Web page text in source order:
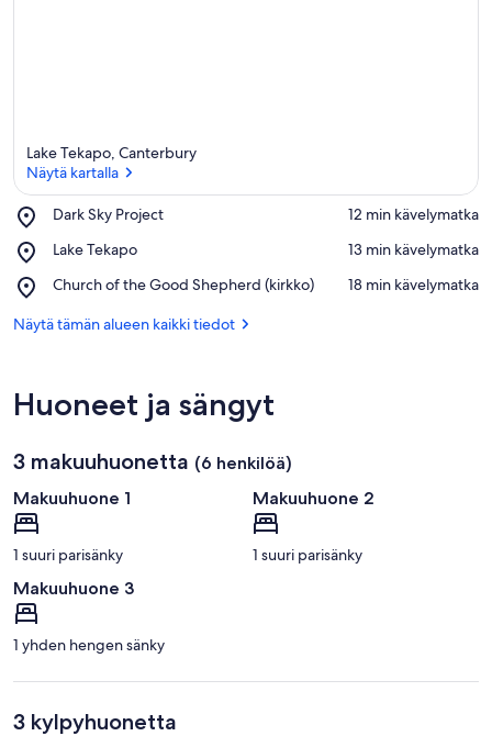
Lake Tekapo, Canterbury
Näytä kartalla
Dark Sky Project
Place,
Sky
‪12 min kävelymatka‬
Lake Tekapo
Place,
Tekapo
‪13 min kävelymatka‬
Church of the Good Shepherd (kirkko)
Place,
of
(kirkko)
‪18 min kävelymatka‬
Näytä tämän alueen kaikki tiedot
Huoneet ja sängyt
3 makuuhuonetta (6 henkilöä)
Makuuhuone 1
1 suuri parisänky
Makuuhuone 2
1 suuri parisänky
Makuuhuone 3
1 yhden hengen sänky
3 kylpyhuonetta